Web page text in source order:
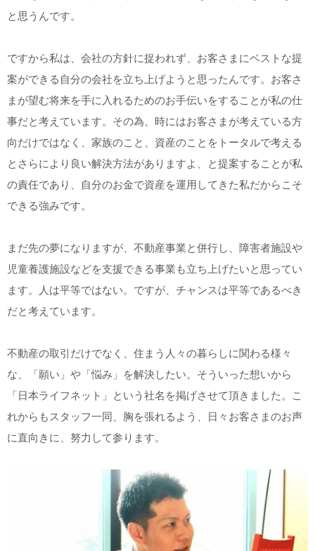
と思うんです。
ですから私は、会社の方針に捉われず、お客さまにベストな提
案ができる自分の会社を立ち上げようと思ったんです。お客さ
まが望む将来を手に入れるためのお手伝いをすることが私の仕
事だと考えています。その為、時にはお客さまが考えている方
向だけではなく、家族のこと、資産のことをトータルで考える
とさらにより良い解決方法がありますよ、と提案することが私
の責任であり、自分のお金で資産を運用してきた私だからこそ
できる強みです。
まだ先の夢になりますが、不動産事業と併行し、障害者施設や
児童養護施設などを支援できる事業も立ち上げたいと思ってい
ます。人は平等ではない。ですが、チャンスは平等であるべき
だと考えています。
不動産の取引だけでなく、住まう人々の暮らしに関わる様々
な、「願い」や「悩み」を解決したい。そういった想いから
「日本ライフネット」という社名を掲げさせて頂きました。こ
れからもスタッフ一同、胸を張れるよう、日々お客さまのお声
に直向きに、努力して参ります。